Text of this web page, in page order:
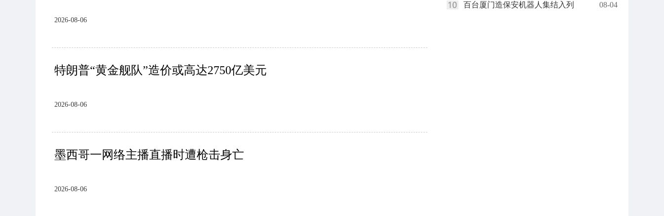
2026-08-06
特朗普“黄金舰队”造价或高达2750亿美元
2026-08-06
墨西哥一网络主播直播时遭枪击身亡
2026-08-06
百台厦门造保安机器人集结入列 08-04